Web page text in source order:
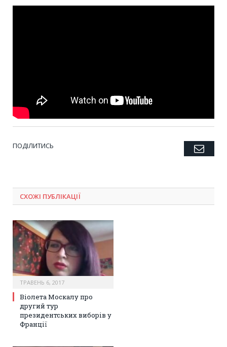
ПОДІЛИТИСЬ Twitter
Facebook
Google+
Pinterest
LinkedIn
Tumblr
СХОЖІ ПУБЛІКАЦІЇ
ТРАВЕНЬ 6, 2017
Віолета Москалу про
другий тур
президентських виборів у
Франції